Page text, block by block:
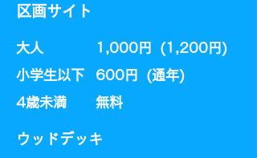
区画サイト
大人
小学生以下
​4歳未満
1,000円 (1,200円)
600円 (通年)​
​無料
​ウッドデッキ